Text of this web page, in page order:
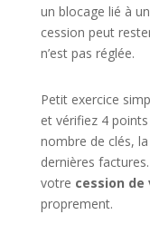
un blocage lié à
cession peut
n’est pas réglée.
Petit exercice
et vérifiez 4
nombre de clés,
dernières
votre cession
proprement.